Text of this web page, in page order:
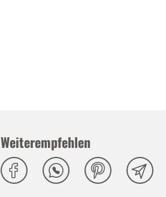
Weiterempfehlen